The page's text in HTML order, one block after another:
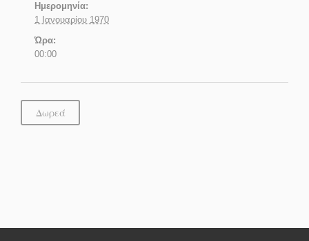
Ημερομηνία:
1 Ιανουαρίου 1970
Ώρα:
00:00
Δωρεά